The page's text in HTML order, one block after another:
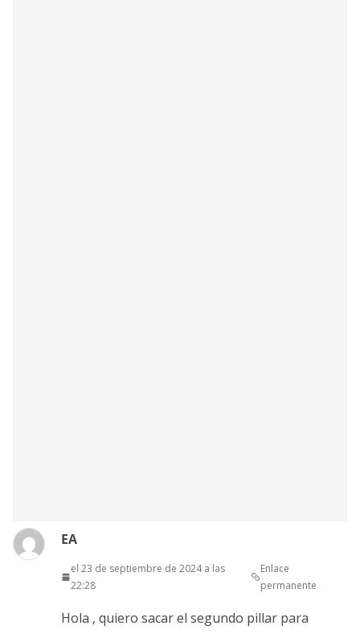
EA
el 23 de septiembre de 2024 a las
22:28
Enlace
permanente
Hola , quiero sacar el segundo pillar para